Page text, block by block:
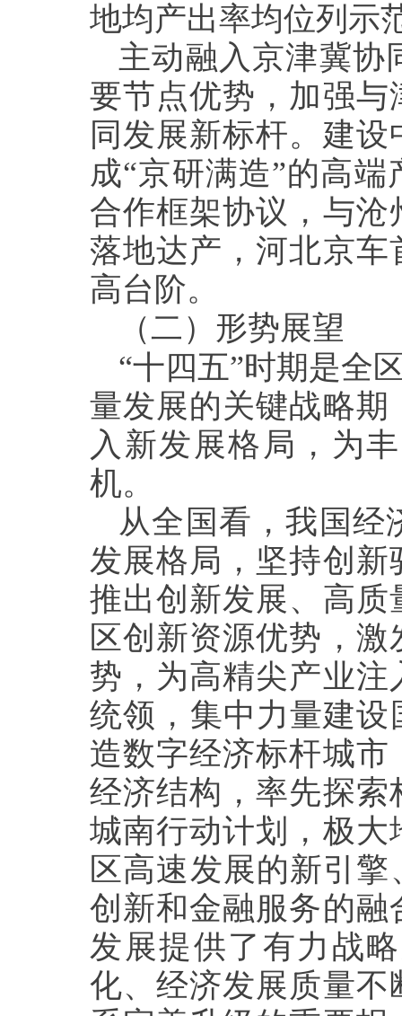
地均产出率均位列示
主动融入京津冀协
要节点优势，加强
同发展新标杆。建
成“京研满造”的高
合作框架协议，与
落地达产，河北京
高台阶。
（二）形势展望
“十四五”时期是全
量发展的关键战略
入新发展格局，为
机。
从全国看，我国经
发展格局，坚持创
推出创新发展、高
区创新资源优势，
势，为高精尖产业
统领，集中力量建设
造数字经济标杆城
经济结构，率先探
城南行动计划，极
区高速发展的新引
创新和金融服务的
发展提供了有力战
化、经济发展质量